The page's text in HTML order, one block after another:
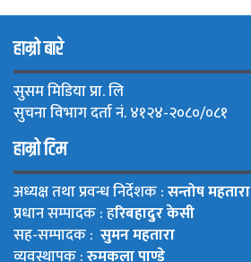
हाम्रो बारे
सुसम मिडिया प्रा. लि
सुचना विभाग दर्ता नं. ४१२४-२०८०/०८१
हाम्रो टिम
अध्यक्ष तथा प्रवन्ध निर्देशक :सन्तोष महतारा
प्रधान सम्पादक : हरिबहादुर केसी
सह-सम्पादक : सुमन महतारा
व्यवस्थापक :रुमकला पाण्डे